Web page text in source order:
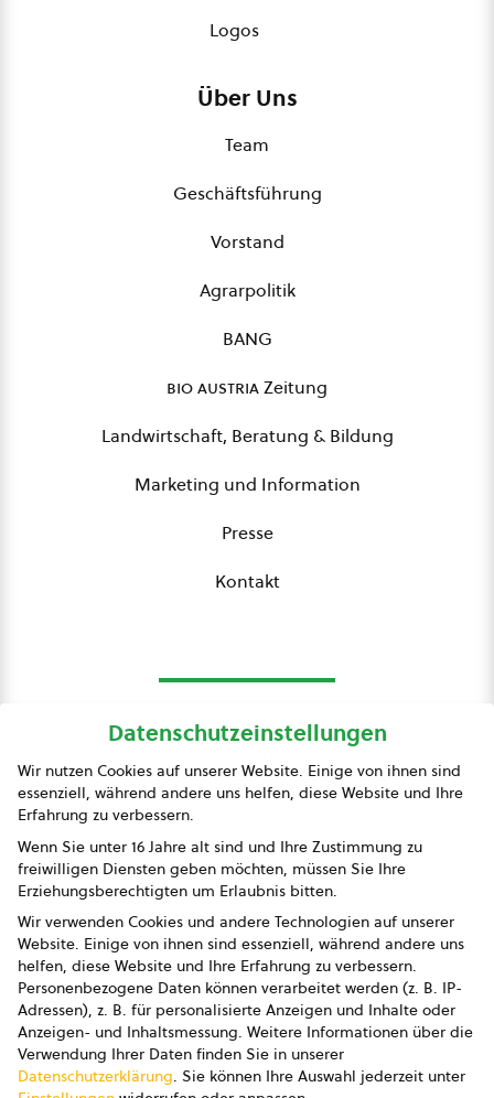
Logos
Über Uns
Team
Geschäftsführung
Vorstand
Agrarpolitik
BANG
bio austriaZeitung
Landwirtschaft, Beratung & Bildung
Marketing und Information
Presse
Kontakt
Presse
Impressum
Datenschutz
AGB
AGB Marketing GmbH
AGB Bildung
Newsletter
Datenschutzeinstellungen
Wir nutzen Cookies auf unserer Website. Einige von ihnen sind
essenziell, während andere uns helfen, diese Website und Ihre
Erfahrung zu verbessern.
Wenn Sie unter 16 Jahre alt sind und Ihre Zustimmung zu
freiwilligen Diensten geben möchten, müssen Sie Ihre
Erziehungsberechtigten um Erlaubnis bitten.
Wir verwenden Cookies und andere Technologien auf unserer
Website. Einige von ihnen sind essenziell, während andere uns
helfen, diese Website und Ihre Erfahrung zu verbessern.
Personenbezogene Daten können verarbeitet werden (z. B. IP-
Adressen), z. B. für personalisierte Anzeigen und Inhalte oder
Anzeigen- und Inhaltsmessung. Weitere Informationen über die
Verwendung Ihrer Daten finden Sie in unserer
Datenschutzerklärung. Sie können Ihre Auswahl jederzeit unter